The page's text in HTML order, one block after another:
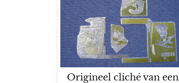
Origineel cliché van een